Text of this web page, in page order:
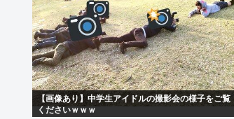
【画像あり】中学生アイドルの撮影会の様子をご覧
くださいｗｗｗ